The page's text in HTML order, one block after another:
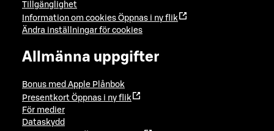
Tillgänglighet
Information om cookies Öppnas i ny flik
Ändra inställningar för cookies
Allmänna uppgifter
Bonus med Apple Plånbok
Presentkort Öppnas i ny flik
För medier
Dataskydd